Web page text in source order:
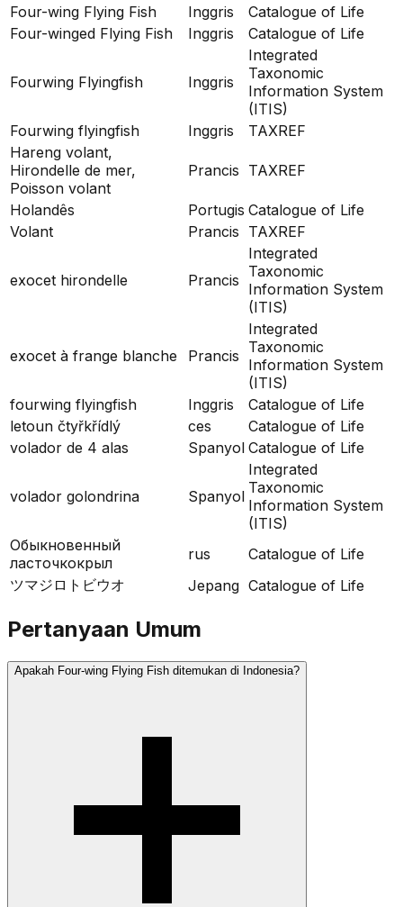
Four-wing Flying Fish
Inggris
Catalogue of Life
Four-winged Flying Fish
Inggris Catalogue of Life
Fourwing Flyingfish Inggris
Integrated
Taxonomic
Information System
(ITIS)
Fourwing flyingfish
Inggris
TAXREF
Hareng volant,
Hirondelle de mer,
Poisson volant
Prancis TAXREF
Holandês Portugis Catalogue of Life
Volant
Prancis TAXREF
exocet hirondelle Prancis
Integrated
Taxonomic
Information System
(ITIS)
exocet à frange blanche Prancis
Integrated
Taxonomic
Information System
(ITIS)
fourwing flyingfish
Inggris
Catalogue of Life
letoun čtyřkřídlý
ces
Catalogue of Life
volador de 4 alas
Spanyol Catalogue of Life
volador golondrina Spanyol
Integrated
Taxonomic
Information System
(ITIS)
Обыкновенный
ласточкокрыл
rus
Catalogue of Life
ツマジロトビウオ
Jepang Catalogue of Life
Pertanyaan Umum
Apakah Four-wing Flying Fish ditemukan di Indonesia?